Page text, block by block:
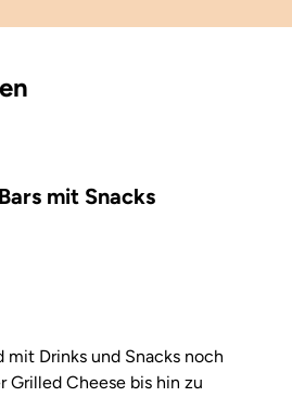
mit Snacks
Drinks und Snacks noch
Grilled Cheese bis hin zu